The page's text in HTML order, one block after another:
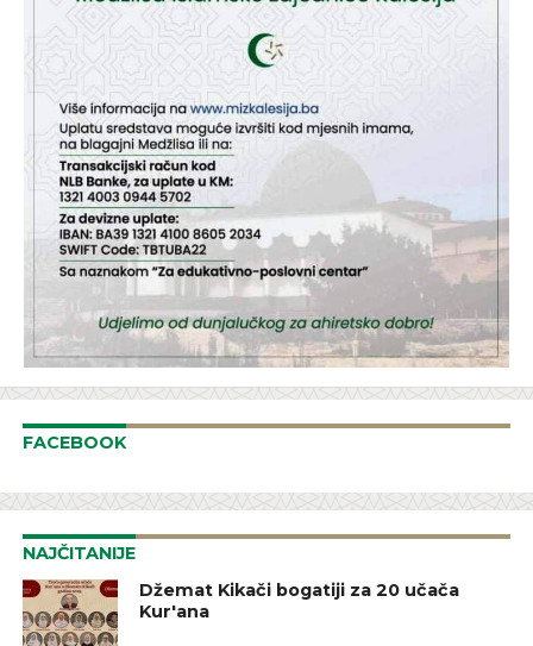
FACEBOOK
NAJČITANIJE
Džemat Kikači bogatiji za 20 učača
Kur'ana